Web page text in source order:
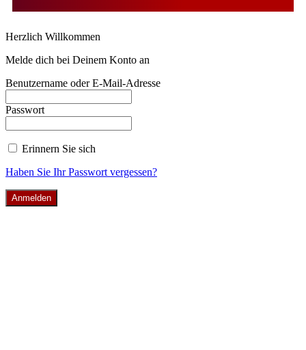
Herzlich Willkommen
Melde dich bei Deinem Konto an
Benutzername oder E-Mail-Adresse
Passwort
Erinnern Sie sich
Haben Sie Ihr Passwort vergessen?